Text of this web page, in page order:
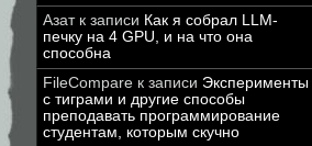
Азатк записи Как я собрал LLM-
печку на 4 GPU, и на что она
способна
FileCompare к записи Эксперименты
с тиграми и другие способы
преподавать программирование
студентам, которым скучно